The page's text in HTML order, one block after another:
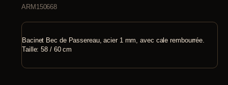
ARM150668
Bacinet Bec de Passereau, acier 1 mm, avec cale rembourrée.
Taille: 58 / 60 cm